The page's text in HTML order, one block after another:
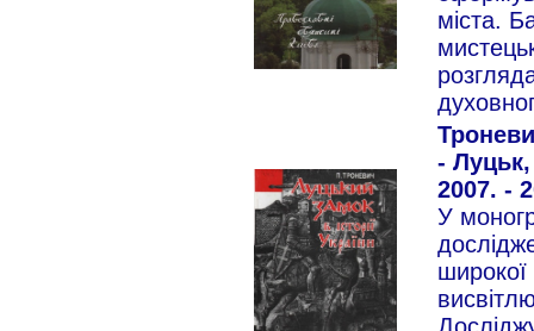
міста.
-
2007. -
У